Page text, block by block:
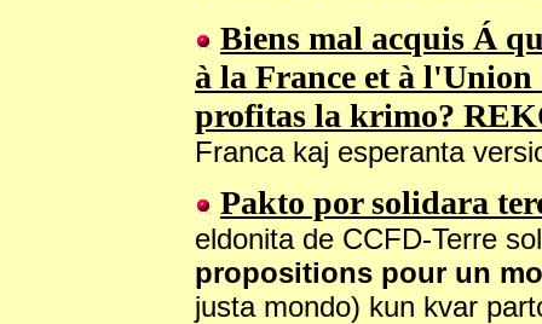
Biens mal acquis Á
à la France et à
profitas la krimo?
Franca kaj esperanta
Pakto por solidara
eldonita de CCFD-Terre
propositions pour un
justa mondo) kun kvar